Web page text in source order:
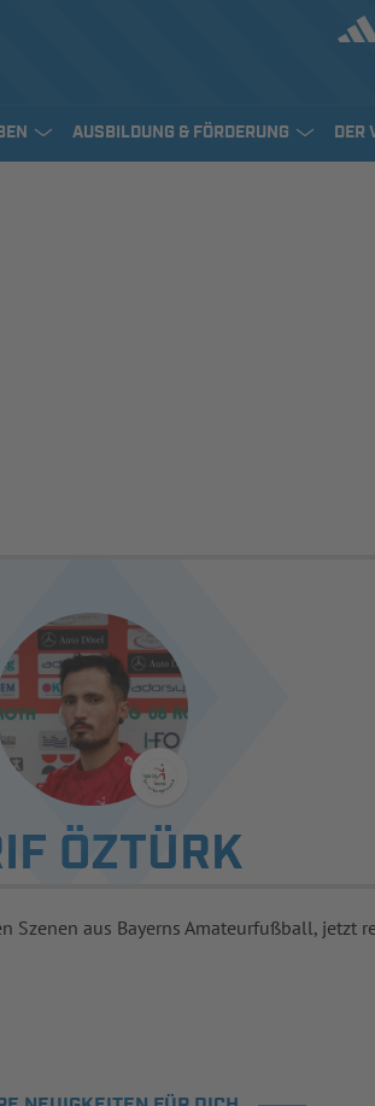
AUSBILDUNG & FÖRDERUNG DER
ÖZTÜRK
Szenen aus Bayerns Amateurfußball, jetzt